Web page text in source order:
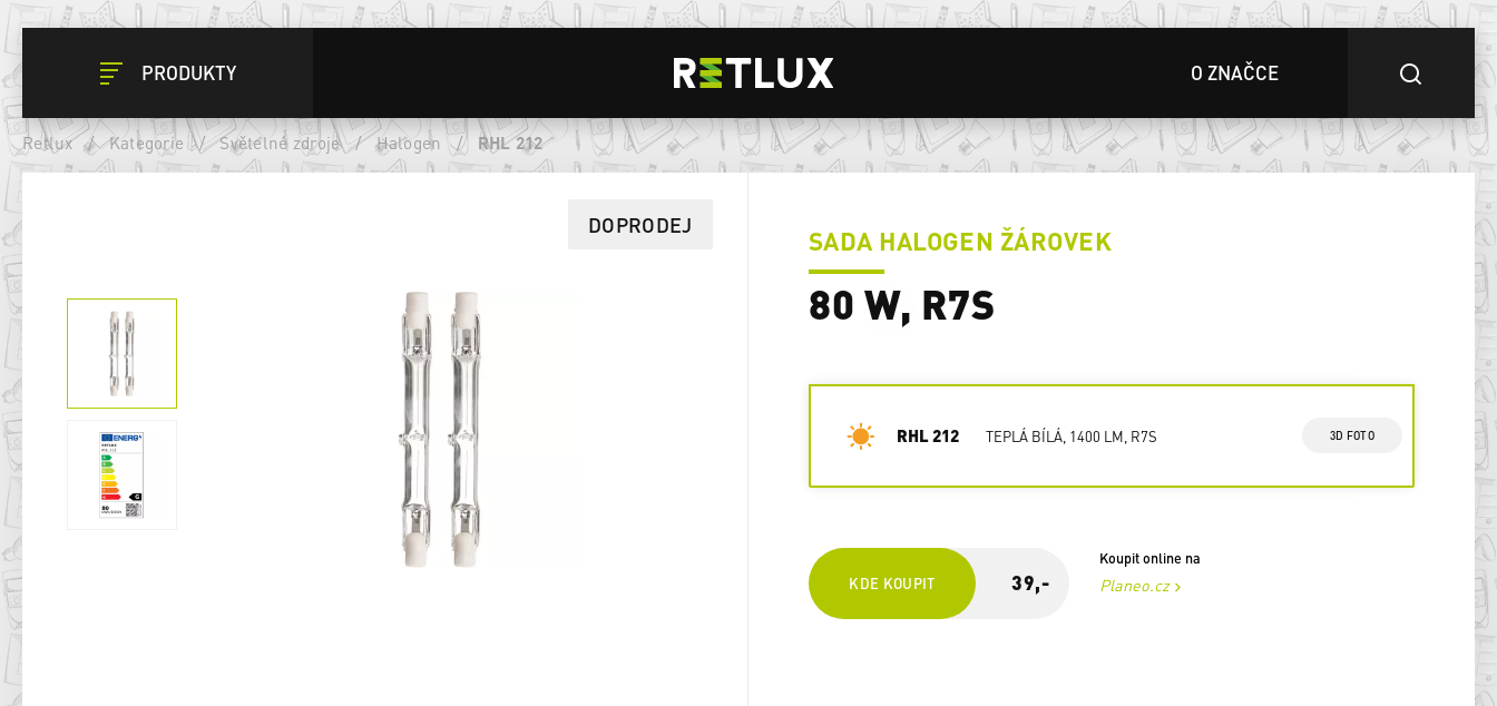
PRODUKTY O ZNAČCE
Retlux / Kategorie / Světelné zdroje / Halogen / RHL 212
DOPRODEJ
SADA HALOGEN ŽÁROVEK
80 W, R7S
RHL 212 TEPLÁ BÍLÁ, 1400 LM, R7S 3D FOTO
KDE KOUPIT 39,-
Koupit online na
Planeo.cz